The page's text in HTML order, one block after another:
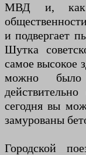
МВД и, как
и подвергает
Шутка
самое высокое
можно было
сегодня вы
замурованы
Городской